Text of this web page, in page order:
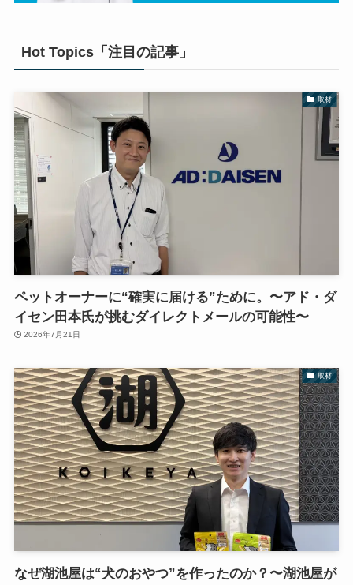
Hot Topics「注目の記事」
取材
ペットオーナーに“確実に届ける”ために。〜アド・ダ
イセン田本氏が挑むダイレクトメールの可能性〜
2026年7月21日
取材
なぜ湖池屋は“犬のおやつ”を作ったのか？〜湖池屋が